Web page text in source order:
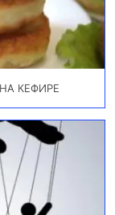
КЕФИРЕ